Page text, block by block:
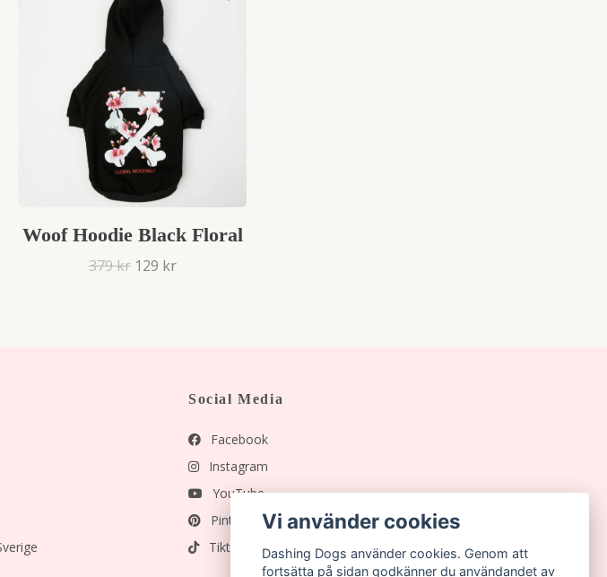
Woof Hoodie Black Floral
379 kr 129 kr
Social Media
Facebook
Instagram
YouTube
Pinterest
Tiktok
Vi använder cookies
Dashing Dogs använder cookies. Genom att
fortsätta på sidan godkänner du användandet av